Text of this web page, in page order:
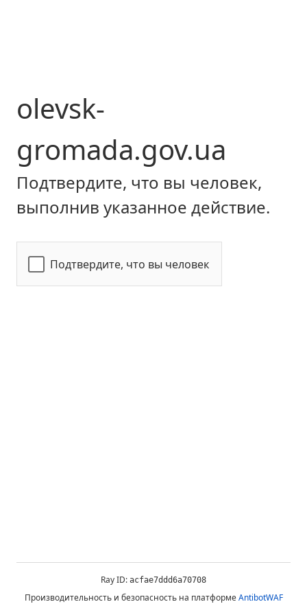
olevsk-
gromada.gov.ua
Подтвердите, что вы человек,
выполнив указанное действие.
Подтвердите, что вы человек
Ray ID: acfae7ddd6a70708
Производительность и безопасность на платформеAntibotWAF